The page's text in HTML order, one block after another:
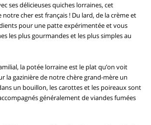
ses délicieuses quiches lorraines, cet
notre cher est français ! Du lard, de la crème et
pour une patte expérimentée et vous
les plus gourmandes et les plus simples au
la potée lorraine est le plat qu’on voit
la gazinière de notre chère grand-mère un
un bouillon, les carottes et les poireaux sont
généralement de viandes fumées